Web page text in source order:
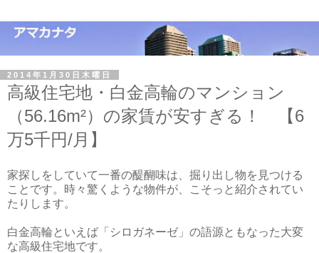
2014年1月30日木曜日
高級住宅地・白金高輪のマンション
（56.16m²）の家賃が安すぎる！ 【6
万5千円/月】
家探しをしていて一番の醍醐味は、掘り出し物を見つける
ことです。時々驚くような物件が、こそっと紹介されてい
たりします。
白金高輪といえば「シロガネーゼ」の語源ともなった大変
な高級住宅地です。